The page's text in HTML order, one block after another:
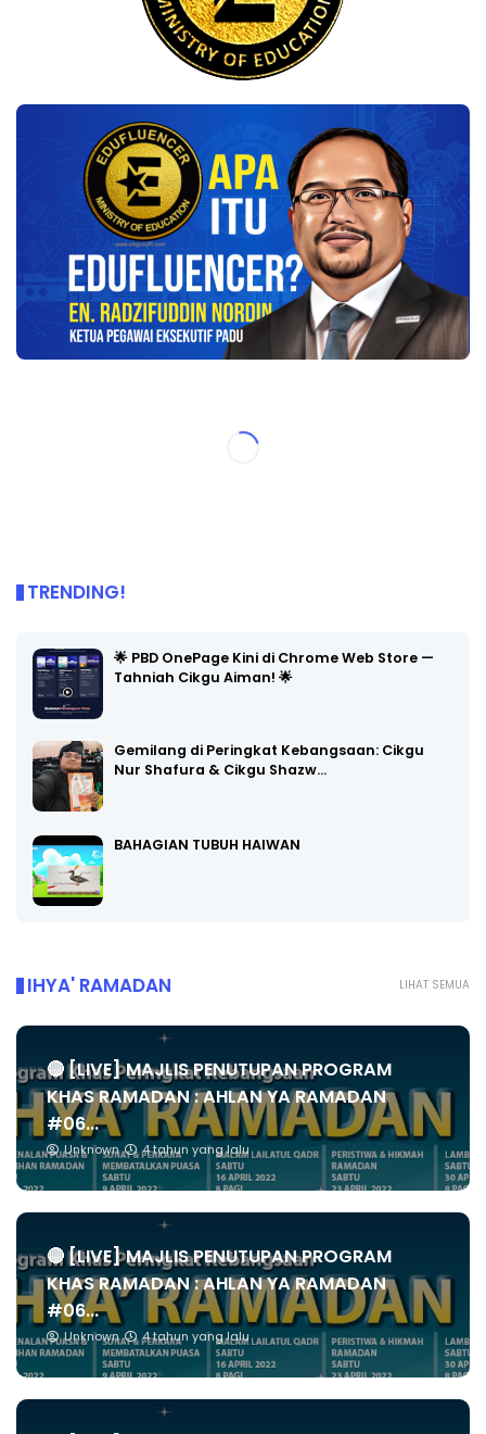
TRENDING!
🌟 PBD OnePage Kini di Chrome Web Store —
Tahniah Cikgu Aiman! 🌟
Gemilang di Peringkat Kebangsaan: Cikgu
Nur Shafura & Cikgu Shazw…
BAHAGIAN TUBUH HAIWAN
LIHAT SEMUA
IHYA' RAMADAN
🔴 [LIVE] MAJLIS PENUTUPAN PROGRAM
KHAS RAMADAN : AHLAN YA RAMADAN
#06...
Unknown 4 tahun yang lalu
🔴 [LIVE] MAJLIS PENUTUPAN PROGRAM
KHAS RAMADAN : AHLAN YA RAMADAN
#06...
Unknown 4 tahun yang lalu